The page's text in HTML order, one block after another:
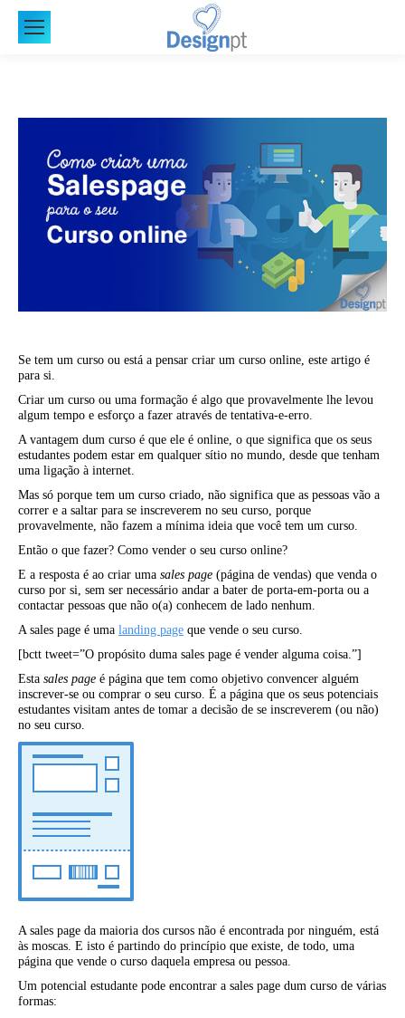
Se tem um curso ou está a pensar criar um curso online, este artigo é
para si.
Criar um curso ou uma formação é algo que provavelmente lhe levou
algum tempo e esforço a fazer através de tentativa-e-erro.
A vantagem dum curso é que ele é online, o que significa que os seus
estudantes podem estar em qualquer sítio no mundo, desde que tenham
uma ligação à internet.
Mas só porque tem um curso criado, não significa que as pessoas vão a
correr e a saltar para se inscreverem no seu curso, porque
provavelmente, não fazem a mínima ideia que você tem um curso.
Então o que fazer? Como vender o seu curso online?
E a resposta é ao criar uma sales page (página de vendas) que venda o
curso por si, sem ser necessário andar a bater de porta-em-porta ou a
contactar pessoas que não o(a) conhecem de lado nenhum.
A sales page é uma landing page que vende o seu curso.
[bctt tweet=”O propósito duma sales page é vender alguma coisa.”]
Esta sales page é página que tem como objetivo convencer alguém
inscrever-se ou comprar o seu curso. É a página que os seus potenciais
estudantes visitam antes de tomar a decisão de se inscreverem (ou não)
no seu curso.
A sales page da maioria dos cursos não é encontrada por ninguém, está
às moscas. E isto é partindo do princípio que existe, de todo, uma
página que vende o curso daquela empresa ou pessoa.
Um potencial estudante pode encontrar a sales page dum curso de várias
formas: